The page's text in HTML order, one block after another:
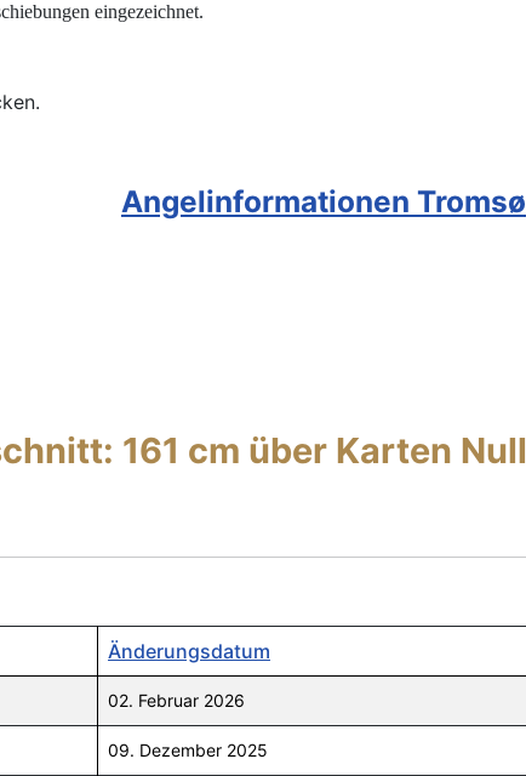
eingezeichnet.
Angelinformationen Tromsø
161 cm über Karten Null
Änderungsdatum
02. Februar 2026
09. Dezember 2025